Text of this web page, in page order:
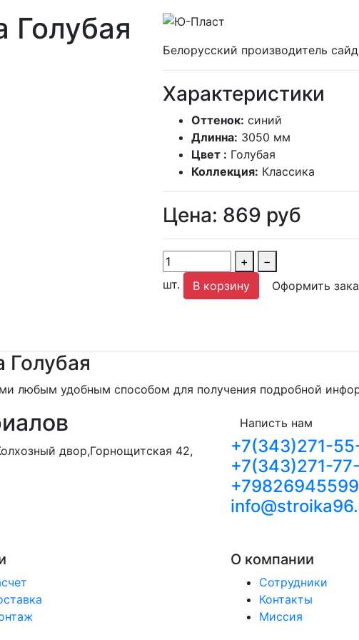
Голубая
Белорусский производитель
Характеристики
Оттенок: синий
Длинна: 3050 мм
Цвет : Голубая
Коллекция: Классика
Цена: 869 руб
+
−
шт.
В корзину Оформить
Голубая
любым удобным способом для получения подробной
двор,Горнощитская 42,
Написть нам
+7(343)271-
+7(343)271-
+79826945599
О компании
Сотрудники
Контакты
Миссия